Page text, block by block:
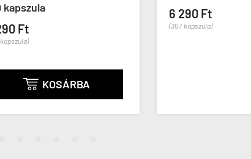
kapszula
Ft
 KOSÁRBA
6 290 Ft
(35 / kapszula)